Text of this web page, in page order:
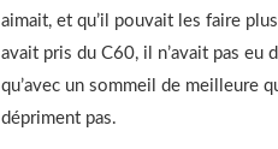
aimait, et qu’il pouvait les faire
avait pris du C60, il n’avait pas eu
qu’avec un sommeil de meilleure
dépriment pas.